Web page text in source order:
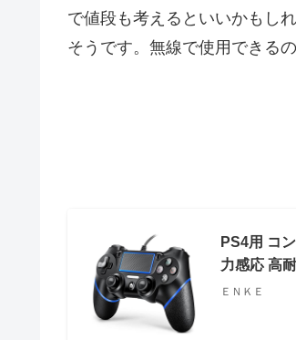
で値段も考えるといいかもし
そうです。無線で使用できる
PS4用 コ
力感応 高
ＥＮＫＥ